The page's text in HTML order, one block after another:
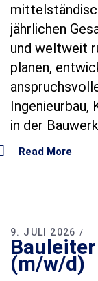
jährlichen
und weltweit
planen,
Ingenieurbau,
in der
Read More
9. JULI 2026
(m/w/d)